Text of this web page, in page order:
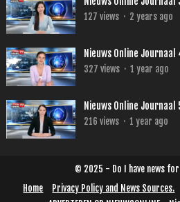
127 views · 2 years ago
Nieuws Online
327 views · 1 year ago
Nieuws Online Journaal
216 views · 1 year ago
© 2025 - Do I have news for
Home
Privacy Policy and News Sources.